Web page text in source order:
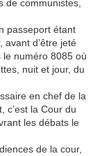
de communistes,
passeport étant
avant d’être jeté
numéro 8085 où
nuit et jour, du
en chef de la
c’est la Cour du
les débats le
de la cour,